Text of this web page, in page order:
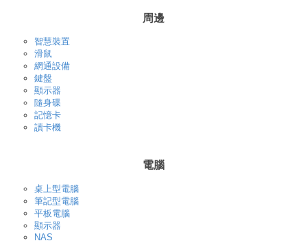
周邊
智慧裝置
滑鼠
網通設備
鍵盤
顯示器
隨身碟
記憶卡
讀卡機
電腦
桌上型電腦
筆記型電腦
平板電腦
顯示器
NAS